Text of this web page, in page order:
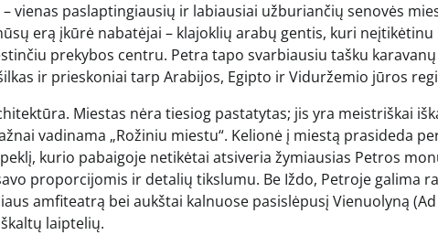
– vienas paslaptingiausių ir labiausiai užburiančių senovės
erą įkūrė nabatėjai – klajoklių arabų gentis, kuri
prekybos centru. Petra tapo svarbiausiu tašku karavanų
ir prieskoniai tarp Arabijos, Egipto ir Viduržemio jūros
Miestas nėra tiesiog pastatytas; jis yra meistriškai
vadinama „Rožiniu miestu“. Kelionė į miestą prasideda
kurio pabaigoje netikėtai atsiveria žymiausias Petros
proporcijomis ir detalių tikslumu. Be Iždo, Petroje galima
amfiteatrą bei aukštai kalnuose pasislėpusį Vienuolyną
laiptelių.